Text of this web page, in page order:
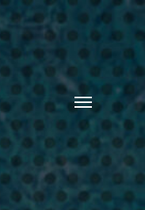
Toggle